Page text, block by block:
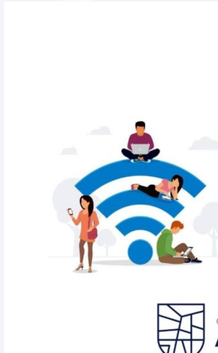
Seguridade
Policía Local
Diríxete ao Concello
Escoitámoste
Interésache